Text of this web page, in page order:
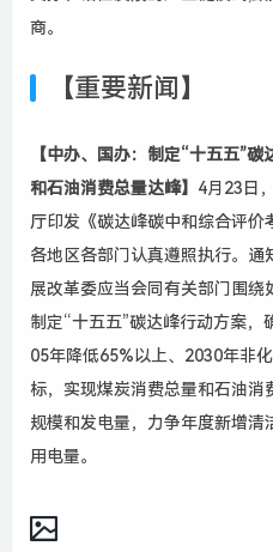
商。
【重要新闻】
【中办、国办：制定“十五五”
和石油消费总量达峰】 4月23日
厅印发《碳达峰碳中和综合评
各地区各部门认真遵照执行。通
展改革委应当会同有关部门围绕
制定“十五五”碳达峰行动方案
05年降低65%以上、2030年非
标，实现煤炭消费总量和石油
规模和发电量，力争年度新增
用电量。